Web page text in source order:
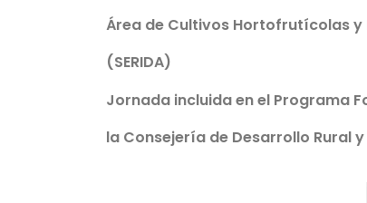
Área de Cultivos Hortofrutícolas y
(SERIDA)
Jornada incluida en el Programa
la Consejería de Desarrollo Rural